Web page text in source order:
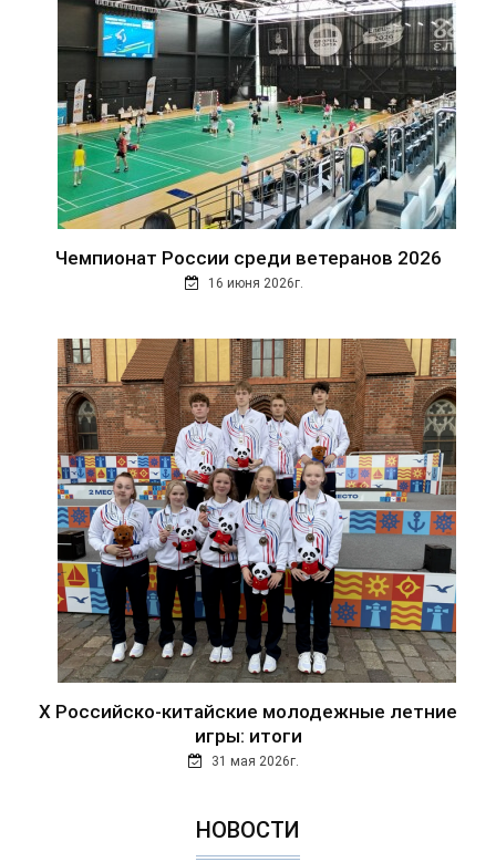
Чемпионат России среди ветеранов 2026
16 июня 2026г.
Х Российско-китайские молодежные летние
игры: итоги
31 мая 2026г.
НОВОСТИ